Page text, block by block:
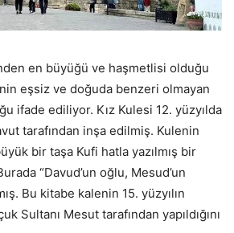
en büyüğü ve haşmetlisi olduğu
eşsiz ve doğuda benzeri olmayan
ifade ediliyor. Kız Kulesi 12. yüzyılda
tarafından inşa edilmiş. Kulenin
bir taşa Kufi hatla yazılmış bir
“Davud’un oğlu, Mesud’un
Bu kitabe kalenin 15. yüzyılın
Sultanı Mesut tarafından yapıldığını